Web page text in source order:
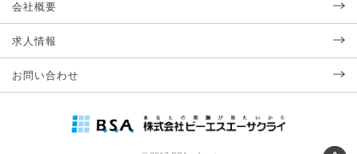
会社概要
求人情報
お問い合わせ